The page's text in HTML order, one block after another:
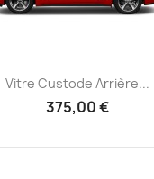
Vitre Custode Arrière...
375,00 €